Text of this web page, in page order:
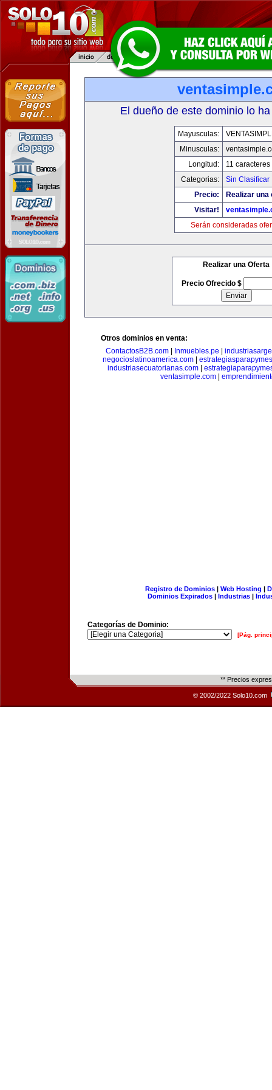
El dueño de este dominio lo
Mayusculas:
Minusculas:
Longitud:
11 caracteres
Categorias:
Sin Clasificar
Precio:
Realizar una
Visitar!
Serán consideradas
Realizar una Oferta
Precio Ofrecido $
Otros dominios en venta:
ContactosB2B.com
Inmuebles.pe
negocioslatinoamerica.com|
industriasecuatorianas.com|
ventasimple.com|
Registro de Dominios| Web Hosting |
Dominios Expirados | Industrias |
Categorías de Dominio:
[Pág.
** Precios
© 2002/2022 Solo10.com